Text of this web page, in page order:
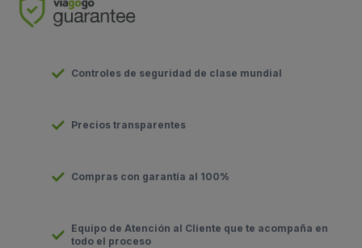
Controles de seguridad de clase mundial
Precios transparentes
Compras con garantía al 100%
Equipo de Atención al Cliente que te acompaña en
todo el proceso